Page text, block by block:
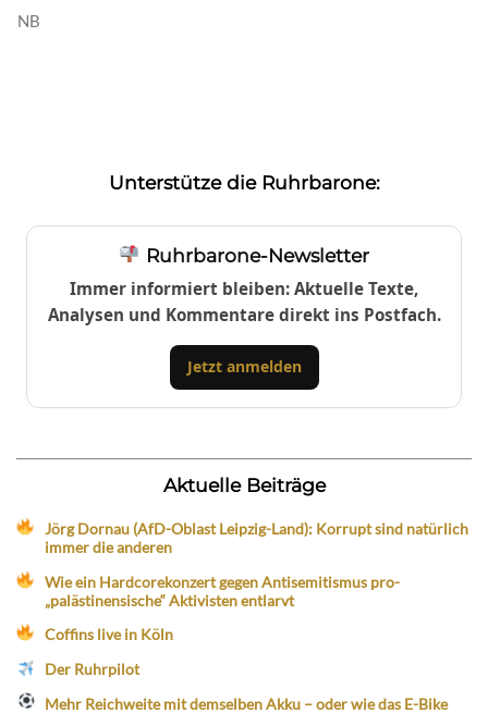
NB
Unterstütze die Ruhrbarone:
Ruhrbarone-Newsletter
Immer informiert bleiben: Aktuelle Texte,
Analysen und Kommentare direkt ins Postfach.
Jetzt anmelden
Aktuelle Beiträge
Jörg Dornau (AfD-Oblast Leipzig-Land): Korrupt sind natürlich
immer die anderen
Wie ein Hardcorekonzert gegen Antisemitismus pro-
„palästinensische“ Aktivisten entlarvt
Coffins live in Köln
Der Ruhrpilot
Mehr Reichweite mit demselben Akku – oder wie das E-Bike